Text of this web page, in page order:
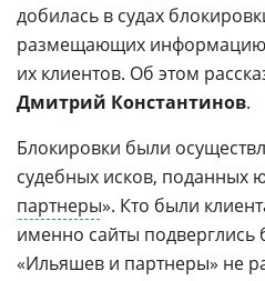
добилась в судах
размещающих
их клиентов. Об этом
Дмитрий Константинов.
Блокировки были
судебных исков, поданных
партнеры». Кто были
именно сайты подверглись
«Ильяшев и партнеры» не